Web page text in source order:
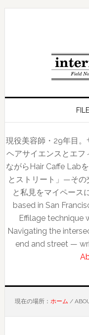
Skip
Skip
現役美容師・29年目
ヘアサイエンスとエフ
ながらHair Caffe Lab
とストリート」—その
と私見をマイペース
based in San
Effilage technique
Navigating the
end and street —
現在の場所： ホーム /